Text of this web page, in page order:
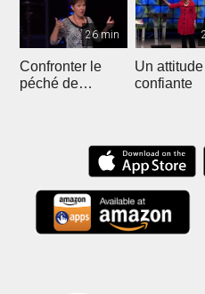
26 min
Confronter le
péché de
Un attitude
confiante